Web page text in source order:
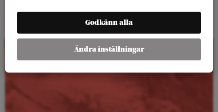
Kalender
Godkänn alla
Ändra inställningar